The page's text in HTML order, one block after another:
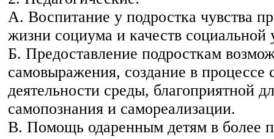
А. Воспитание у подростка чувства
жизни социума и качеств социальной
Б. Предоставление подросткам
самовыражения, создание в процессе
деятельности среды, благоприятной
самопознания и самореализации.
В. Помощь одаренным детям в более